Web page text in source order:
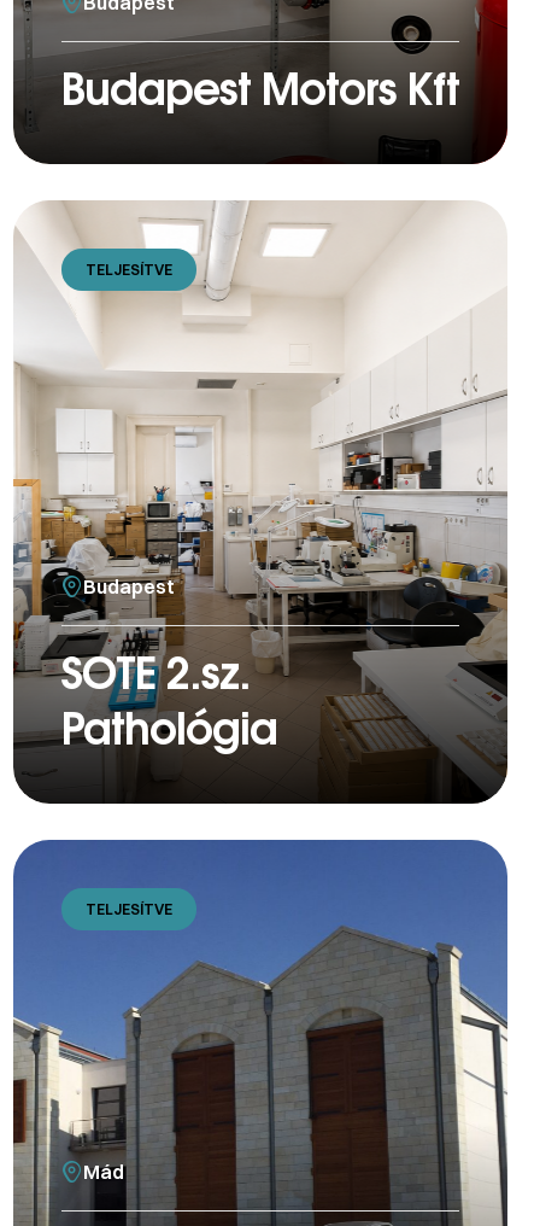
Budapest Motors Kft
TELJESÍTVE
Budapest
SOTE 2.sz.
Pathológia
TELJESÍTVE
Mád